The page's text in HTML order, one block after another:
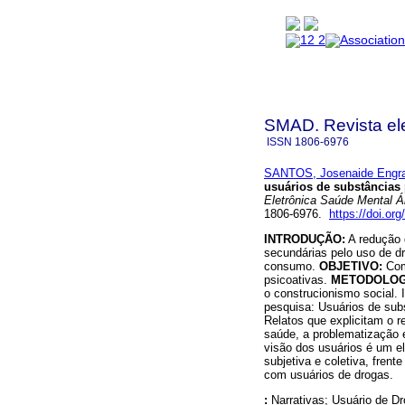
SMAD. Revista
ISSN 1806-6976
SANTOS, Josenaide
usuários de substâncias
Eletrônica Saúde Mental
1806-6976.
https://
INTRODUÇÃO: A redução
secundárias pelo uso de
consumo. OBJETIVO:
psicoativas.
o construcionismo social.
pesquisa: Usuários de
Relatos que explicitam o
saúde, a problematização
visão dos usuários é um
subjetiva e coletiva,
com usuários de drogas.
: Narrativas; Usuário de